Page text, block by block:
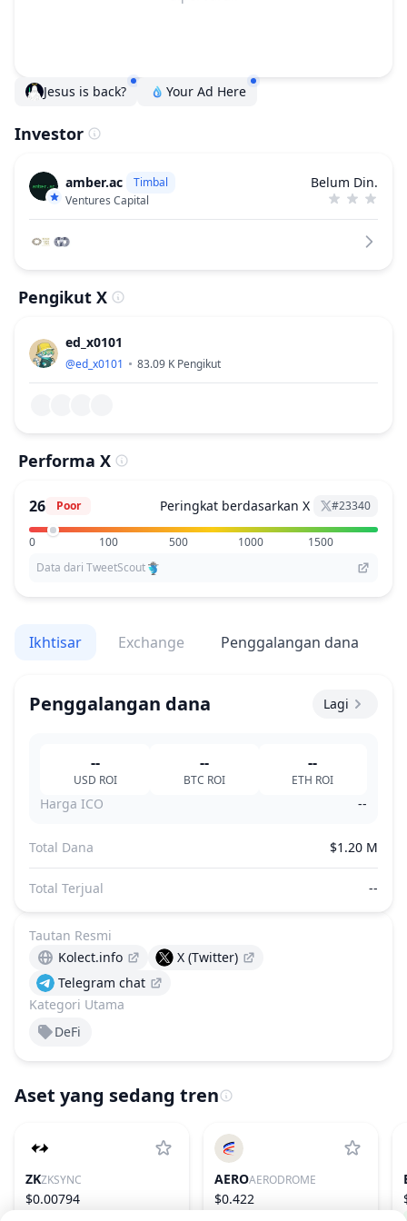
Jesus is back? Your Ad Here
Investor
amber.ac
Timbal
Ventures Capital
Belum Din.
Pengikut X
ed_x0101
@ed_x0101 83.09 K Pengikut
Performa X
26 Poor Peringkat berdasarkan X #23340
0 100 500 1000
1500
Data dari TweetScout
Ikhtisar Exchange Penggalangan dana
Penggalangan dana Lagi
--
USD ROI
--
BTC ROI
--
ETH ROI
Harga ICO --
Total Dana $1.20 M
Total Terjual --
Kategori Utama
DeFi
Tautan Resmi
Kolect.info
X (Twitter)
Telegram chat
Aset yang sedang tren
ZKZKSYNC
$0.00794
AEROAERODROME
$0.422